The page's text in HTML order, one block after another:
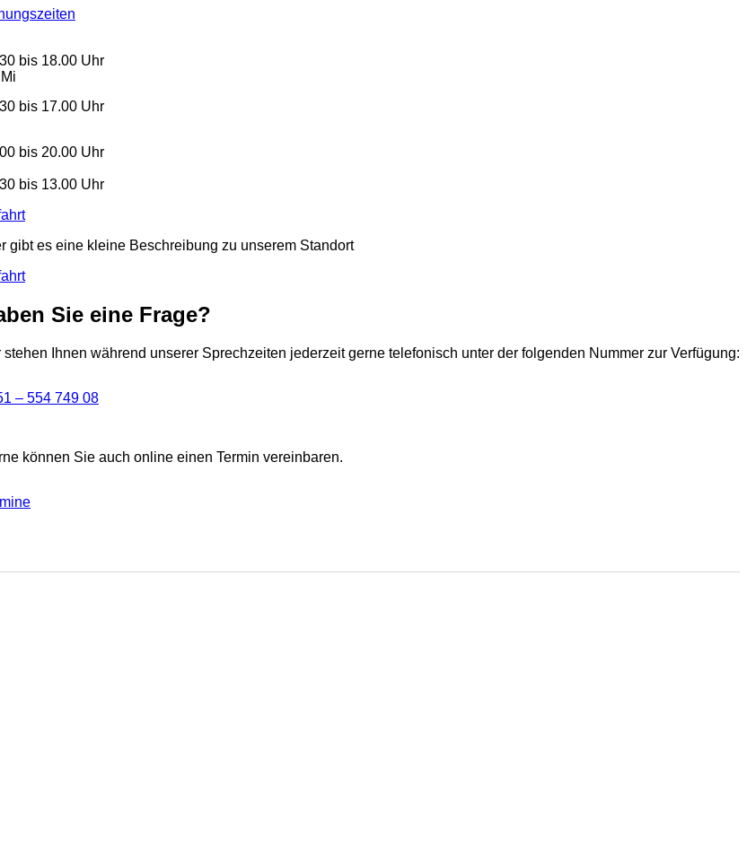
bis 18.00 Uhr
bis 17.00 Uhr
bis 20.00 Uhr
bis 13.00 Uhr
gibt es eine kleine Beschreibung zu unserem Standort
Sie eine Frage?
stehen Ihnen während unserer Sprechzeiten jederzeit gerne telefonisch unter der folgenden Nummer zur Verfügung:
– 554 749 08
können Sie auch online einen Termin vereinbaren.